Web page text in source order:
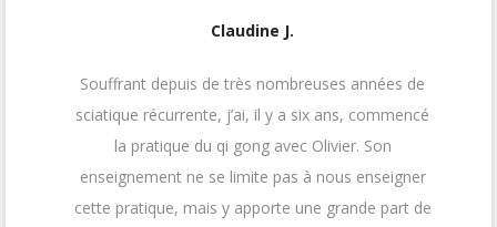
Claudine J.
Souffrant depuis de très nombreuses années de
sciatique récurrente, j’ai, il y a six ans, commencé
la pratique du qi gong avec Olivier. Son
enseignement ne se limite pas à nous enseigner
cette pratique, mais y apporte une grande part de